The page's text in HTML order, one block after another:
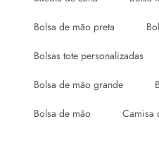
Bolsa de mão preta
Bolsas tote personalizadas
Bolsa de mão grande
Bolsa de mão Camisa